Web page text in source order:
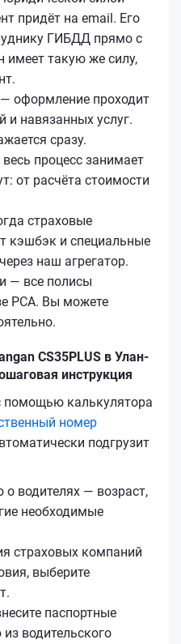
придёт на email. Его
ГИБДД прямо с
имеет такую же силу,
оформление проходит
и навязанных услуг.
сразу.
процесс занимает
от расчёта стоимости
страховые
кэшбэк и специальные
наш агрегатор.
— все полисы
РСА. Вы можете
CS35PLUS в Улан-
инструкция
помощью калькулятора
номер
подгрузит
водителях — возраст,
необходимые
страховых компаний
выберите
паспортные
водительского